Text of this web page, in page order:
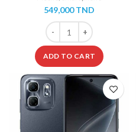
549,000TND
Smartphone HONOR
ADD TO CART